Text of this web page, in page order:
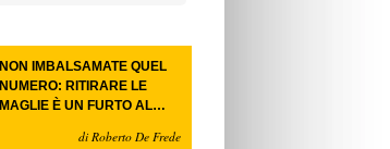
NON IMBALSAMATE QUEL
NUMERO: RITIRARE LE
MAGLIE È UN FURTO AL
di Roberto De Frede